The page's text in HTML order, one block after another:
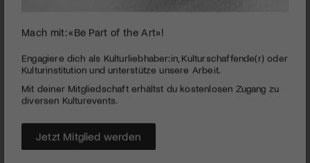
seconds
minutes,
seconds
Blues Festival Baden 2018 | Legenden, Geheimtipps
und eine Blueskönigin
Im Mai liegt Baden am Mississippi Delta.
entdecken und musikalische Gegensätze erleben lassen: Das
liegt den Macher*innen des Bluesfestivals Baden am Herzen.
Dafür treten bereits zum 15. Mal Blueskünstler*innen aus dem
Mach mit: «Be Part of the Art»!
Engagiere dich als Kulturliebhaber:in, Kulturschaffende(r) oder
Kulturinstitution und unterstütze unsere Arbeit.
Mit deiner Mitgliedschaft erhältst du kostenlosen Zugang zu
diversen Kulturevents.
Jetzt Mitglied werden